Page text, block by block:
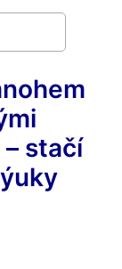
stačí